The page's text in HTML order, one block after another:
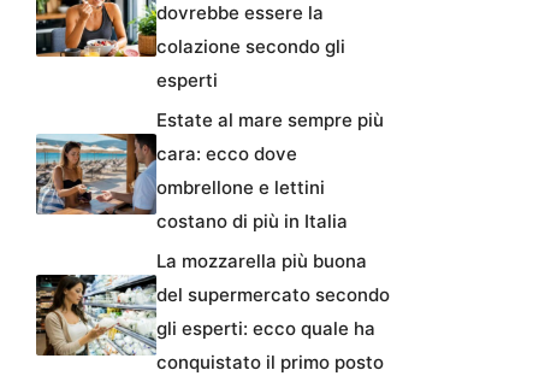
dovrebbe essere la
colazione secondo gli
esperti
Estate al mare sempre più
cara: ecco dove
ombrellone e lettini
costano di più in Italia
La mozzarella più buona
del supermercato secondo
gli esperti: ecco quale ha
conquistato il primo posto